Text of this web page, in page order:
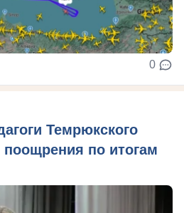
0
Темрюкского
по итогам